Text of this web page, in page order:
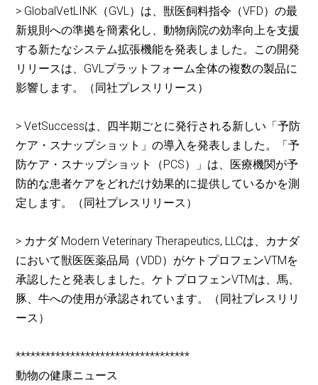
> GlobalVetLINK（GVL）は、獣医飼料指令（VFD）の最
新規則への準拠を簡素化し、動物病院の効率向上を支援
する新たなシステム拡張機能を発表しました。この開発
リリースは、GVLプラットフォーム全体の複数の製品に
影響します。（同社プレスリリース）
> VetSuccessは、四半期ごとに発行される新しい「予防
ケア・スナップショット」の導入を発表しました。「予
防ケア・スナップショット（PCS）」は、医療機関が予
防的な患者ケアをどれだけ効果的に提供しているかを測
定します。（同社プレスリリース）
> カナダ Modern Veterinary Therapeutics, LLCは、カナダ
において獣医医薬品局（VDD）がケトプロフェンVTMを
承認したと発表しました。ケトプロフェンVTMは、馬、
豚、牛への使用が承認されています。（同社プレスリリ
ース）
***********************************
動物の健康ニュース